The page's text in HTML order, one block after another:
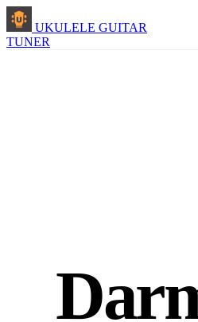
UKULELE GUITAR
TUNER